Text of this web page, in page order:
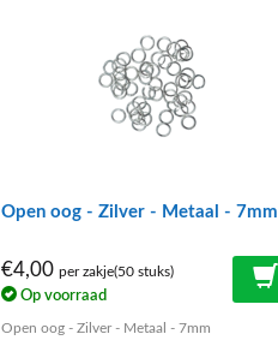
Open oog - Zilver - Metaal - 7mm
€4,00 per zakje(50 stuks)
Op voorraad
Open oog - Zilver - Metaal - 7mm